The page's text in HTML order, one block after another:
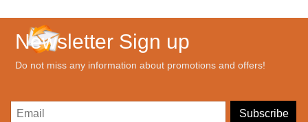
Newsletter Sign up
Do not miss any information about promotions and offers!